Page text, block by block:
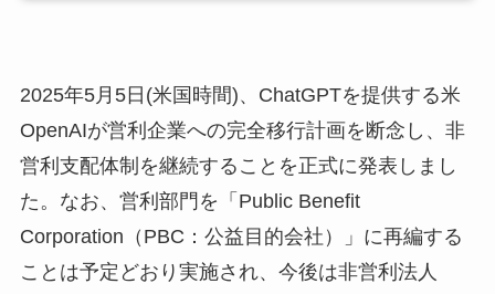
2025年5月5日(米国時間)、ChatGPTを提供する米
OpenAIが営利企業への完全移行計画を断念し、非
営利支配体制を継続することを正式に発表しまし
た。なお、営利部門を「Public Benefit
Corporation（PBC：公益目的会社）」に再編する
ことは予定どおり実施され、今後は非営利法人